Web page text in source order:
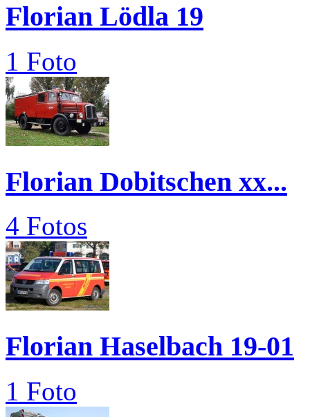
Florian Lödla 19
1 Foto
Florian Dobitschen xx...
4 Fotos
Florian Haselbach 19-01
1 Foto